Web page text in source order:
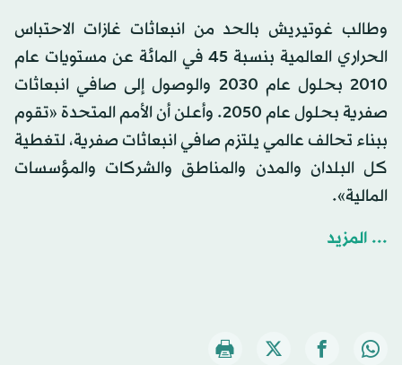
وطالب غوتيريش بالحد من انبعاثات غازات الاحتباس
الحراري العالمية بنسبة 45 في المائة عن مستويات عام
2010 بحلول عام 2030 والوصول إلى صافي انبعاثات
صفرية بحلول عام 2050. وأعلن أن الأمم المتحدة «تقوم
ببناء تحالف عالمي يلتزم صافي انبعاثات صفرية، لتغطية
كل البلدان والمدن والمناطق والشركات والمؤسسات
المالية».
... المزيد